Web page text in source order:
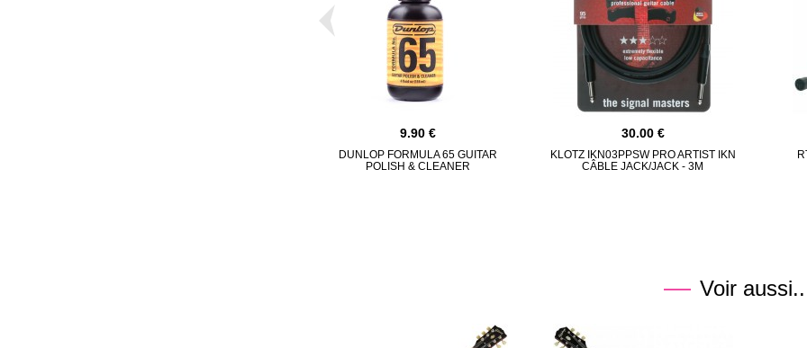
9.90
DUNLOP FORMULA 65 GUITAR
POLISH & CLEANER
30.00
KLOTZ IKN03PPSW PRO ARTIST IKN
CÂBLE JACK/JACK - 3M
Voir